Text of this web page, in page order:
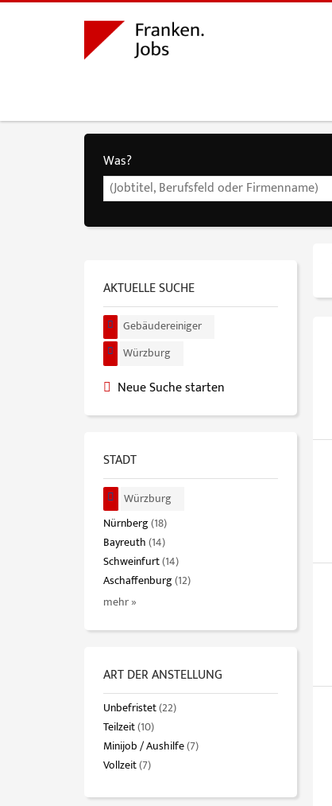
Was?
AKTUELLE SUCHE
Gebäudereiniger
Würzburg
Neue Suche starten
STADT
Würzburg
Nürnberg(18)
Bayreuth(14)
Schweinfurt(14)
Aschaffenburg(12)
mehr »
ART DER ANSTELLUNG
Unbefristet(22)
Teilzeit(10)
Minijob / Aushilfe(7)
Vollzeit(7)